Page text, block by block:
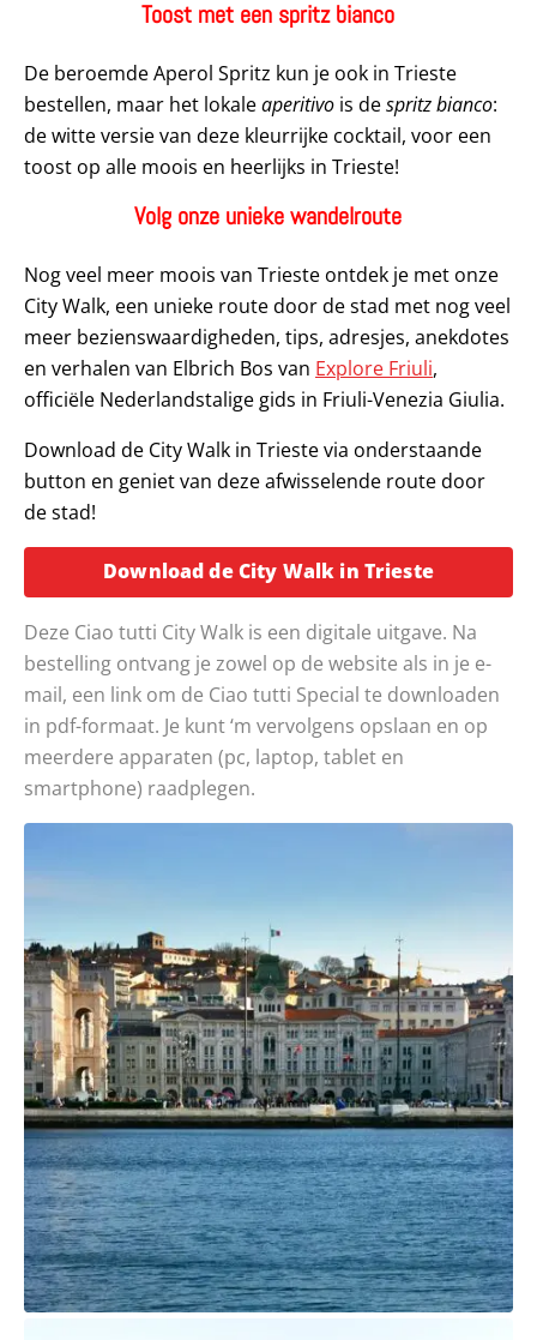
Toost met een spritz bianco
De beroemde Aperol Spritz kun je ook in Trieste
bestellen, maar het lokaleaperitivo is despritz bianco:
de witte versie van deze kleurrijke cocktail, voor een
toost op alle moois en heerlijks in Trieste!
Volg onze unieke wandelroute
Nog veel meer moois van Trieste ontdek je met onze
City Walk, een unieke route door de stad met nog veel
meer bezienswaardigheden, tips, adresjes, anekdotes
en verhalen van Elbrich Bos van Explore Friuli,
officiële Nederlandstalige gids in Friuli-Venezia Giulia.
Download de City Walk in Trieste via onderstaande
button en geniet van deze afwisselende route door
de stad!
Download de City Walk in TriesteOpent in
Deze Ciao tutti City Walk is een digitale uitgave. Na
bestelling ontvang je zowel op de website als in je e-
mail, een link om de Ciao tutti Special te downloaden
in pdf-formaat. Je kunt ‘m vervolgens opslaan en op
meerdere apparaten (pc, laptop, tablet en
smartphone) raadplegen.